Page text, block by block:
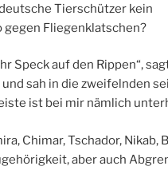
Tierschützer kein
Fliegenklatschen?
Speck auf den Rippen“,
sah in die zweifelnden
ist bei mir nämlich
Chimar, Tschador, Nikab,
aber auch